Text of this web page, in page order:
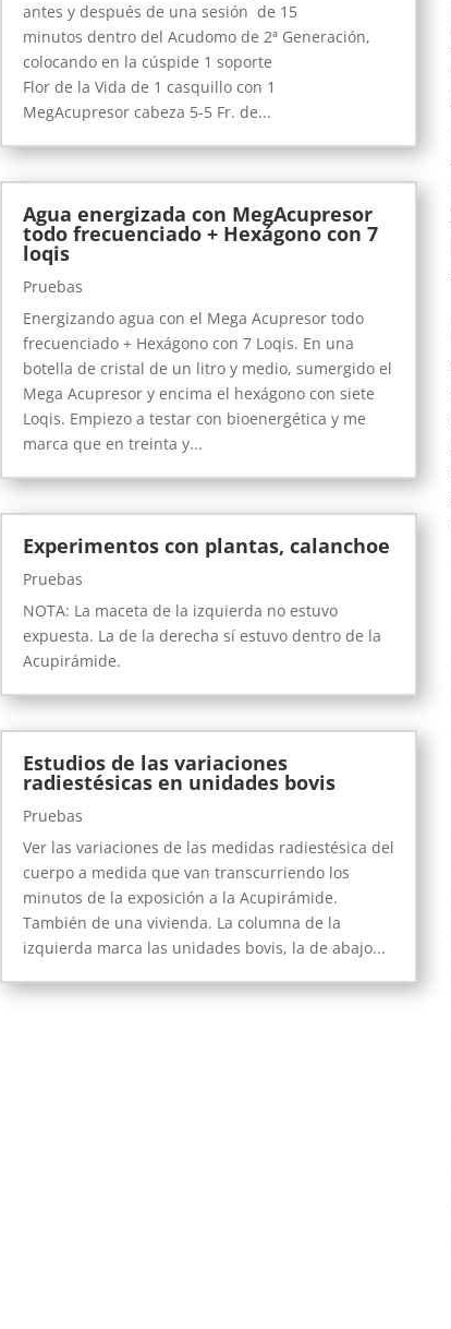
antes y después de una sesión de 15
minutos dentro del Acudomo de 2ª Generación,
colocando en la cúspide 1 soporte
Flor de la Vida de 1 casquillo con 1
MegAcupresor cabeza 5-5 Fr. de...
Agua energizada con MegAcupresor
todo frecuenciado + Hexágono con 7
loqis
Pruebas
Energizando agua con el Mega Acupresor todo
frecuenciado + Hexágono con 7 Loqis. En una
botella de cristal de un litro y medio, sumergido el
Mega Acupresor y encima el hexágono con siete
Loqis. Empiezo a testar con bioenergética y me
marca que en treinta y...
Experimentos con plantas, calanchoe
Pruebas
NOTA: La maceta de la izquierda no estuvo
expuesta. La de la derecha sí estuvo dentro de la
Acupirámide.
Estudios de las variaciones
radiestésicas en unidades bovis
Pruebas
Ver las variaciones de las medidas radiestésica del
cuerpo a medida que van transcurriendo los
minutos de la exposición a la Acupirámide.
También de una vivienda. La columna de la
izquierda marca las unidades bovis, la de abajo...